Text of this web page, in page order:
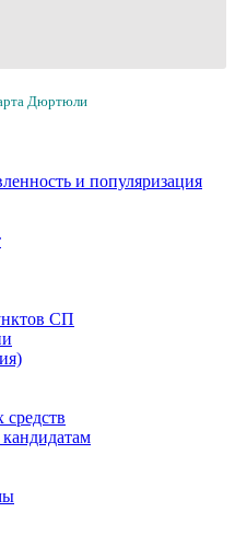
Дюртюли
и популяризация
СП